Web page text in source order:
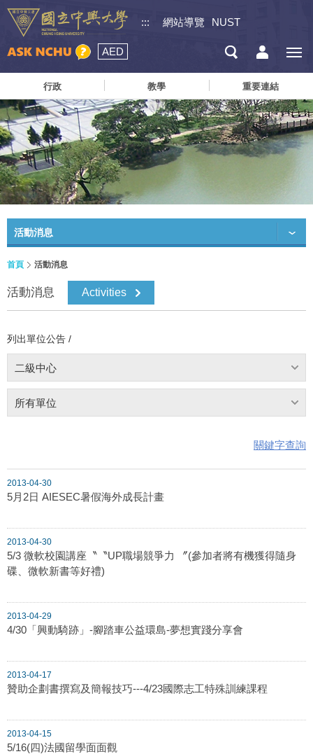
::: 網站導覽 NUST
AED
行政 教學 重要連結
活動消息
首頁 活動消息
活動消息 Activities
列出單位公告 /
二級中心
所有單位
關鍵字查詢
2013-04-30
5月2日 AIESEC暑假海外成長計畫
2013-04-30
5/3 微軟校園講座〝〝UP職場競爭力 〞(參加者將有機獲得隨身
碟、微軟新書等好禮)
2013-04-29
4/30「興動騎跡」-腳踏車公益環島-夢想實踐分享會
2013-04-17
贊助企劃書撰寫及簡報技巧---4/23國際志工特殊訓練課程
2013-04-15
5/16(四)法國留學面面觀